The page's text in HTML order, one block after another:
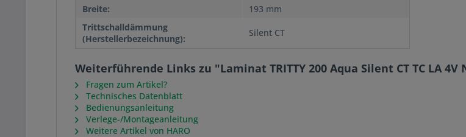
Breite:
193 mm
Trittschalldämmung
(Herstellerbezeichnung):
Silent CT
Weiterführende Links zu "Laminat TRITTY 200 Aqua Silent CT TC LA
Fragen zum Artikel?
Technisches Datenblatt
Bedienungsanleitung
Verlege-/Montageanleitung
Weitere Artikel von HARO